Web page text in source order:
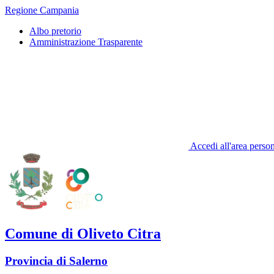
Regione Campania
Albo pretorio
Amministrazione Trasparente
Accedi all'area
Comune di Oliveto Citra
Provincia di Salerno